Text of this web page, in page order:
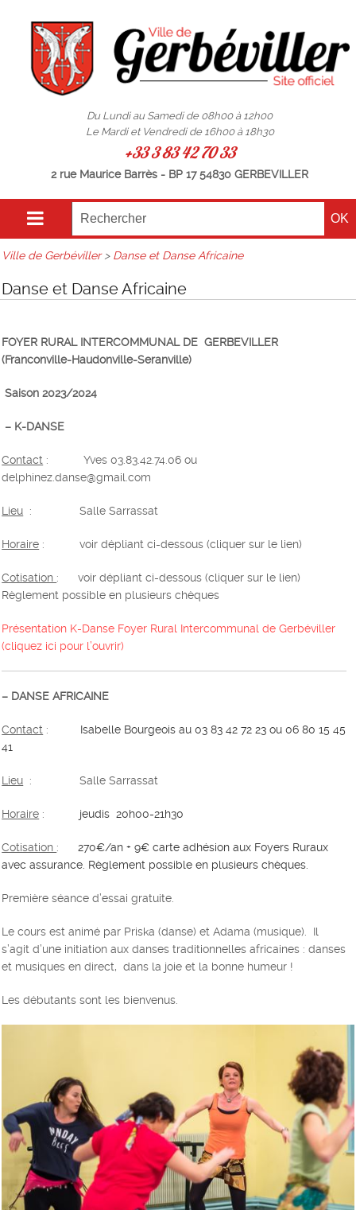
Du Lundi au Samedi de 08h00 à 12h00
Le Mardi et Vendredi de 16h00 à 18h30
+33 3 83 42 70 33
2 rue Maurice Barrès - BP 17 54830 GERBEVILLER
Ville de Gerbéviller> Danse et Danse Africaine
Danse et Danse Africaine
FOYER RURAL INTERCOMMUNAL DE GERBEVILLER
(Franconville-Haudonville-Seranville)
Saison 2023/2024
– K-DANSE
Contact : Yves 03.83.42.74.06 ou
delphinez.danse@gmail.com
Lieu : Salle Sarrassat
Horaire : voir dépliant ci-dessous (cliquer sur le lien)
Cotisation : voir dépliant ci-dessous (cliquer sur le lien)
Règlement possible en plusieurs chèques
Présentation K-Danse Foyer Rural Intercommunal de Gerbéviller
(cliquez ici pour l’ouvrir)
– DANSE AFRICAINE
Contact : Isabelle Bourgeois au 03 83 42 72 23 ou 06 80 15 45
41
Lieu : Salle Sarrassat
Horaire : jeudis 20h00-21h30
Cotisation :270€/an + 9€ carte adhésion aux Foyers Ruraux
avec assurance. Règlement possible en plusieurs chèques.
Première séance d’essai gratuite.
Le cours est animé par Priska (danse) et Adama (musique). Il
s’agit d’une initiation aux danses traditionnelles africaines : danses
et musiques en direct, dans la joie et la bonne humeur !
Les débutants sont les bienvenus.